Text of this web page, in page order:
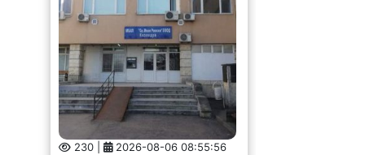
230 | 2026-08-06 08:55:56